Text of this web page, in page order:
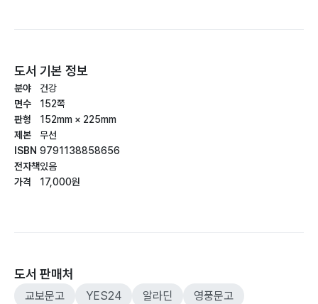
도서 기본 정보
분야
면수
판형
제본
ISBN
전자책
가격
건강
152쪽
152mm × 225mm
무선
9791138858656
있음
17,000원
도서 판매처
교보문고 YES24 알라딘 영풍문고